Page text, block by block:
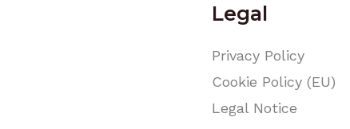
Legal
Privacy Policy
Cookie Policy (EU)
Legal Notice